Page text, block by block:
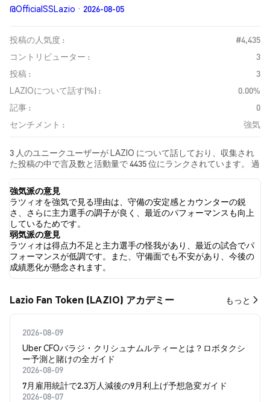
@OfficialSSLazio · 2026-08-05
投稿の人気度 :
#4,435
コントリビューター :
3
投稿 :
3
LAZIOについて話す(%) :
0.00%
記事 :
0
センチメント :
強気
3 人のユニークユーザーが LAZIO について話しており、収集され
た投稿の中で言及数と活動量で 4435 位にランクされています。 過
情は 強気 でした。 最後に、LAZIO に関するニュース記事が 0 件公
開されました。 Twitterでは、33.33% のツイートが強気の感情を
示し、0.00% のツイートが弱気の感情を示しました。 66.67% のツ
イートは LAZIO に対して中立的でした。 これらの感情分析は 3 件
のツイートに基づいています。
強気派の意見
ラツィオを強気で見る理由は、守備の安定感とカウンターの鋭
さ、さらに主力選手の調子が良く、最近のパフォーマンスも向上
しているためです。
弱気派の意見
ラツィオは得点力不足と主力選手の怪我があり、最近の試合でパ
フォーマンスが低調です。また、守備面でも不安があり、今後の
成績悪化が懸念されます。
Lazio Fan Token (LAZIO) アカデミー もっと
2026-08-09
Uber CFOバラジ・クリシュナムルティーとは？ロボタクシ
ー予測と賭けの全ガイド
2026-08-09
7月雇用統計で2.3万人減後の9月利上げ予想急変ガイド
2026-08-07